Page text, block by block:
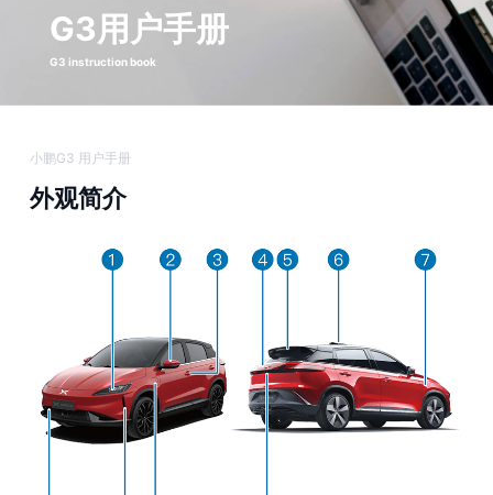
G3用户手册
G3 instruction book
小鹏G3 用户手册
外观简介